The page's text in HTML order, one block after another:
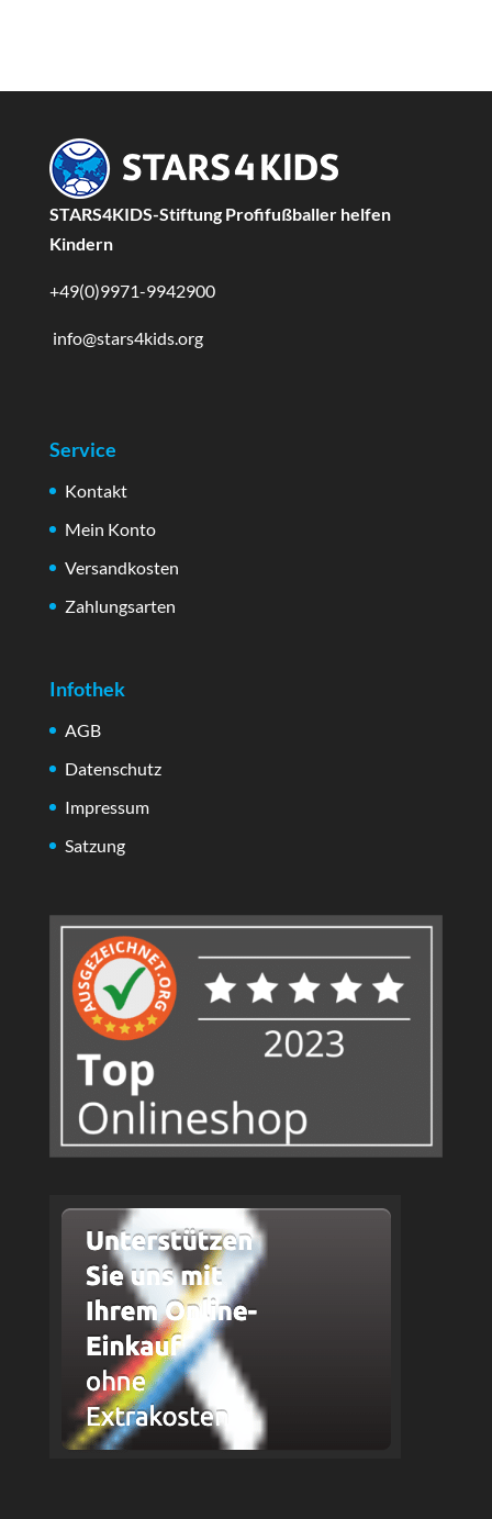
STARS4KIDS-Stiftung Profifußballer helfen
Kindern
+49(0)9971-9942900
info@stars4kids.org
Service
Kontakt
Mein Konto
Versandkosten
Zahlungsarten
Infothek
AGB
Datenschutz
Impressum
Satzung